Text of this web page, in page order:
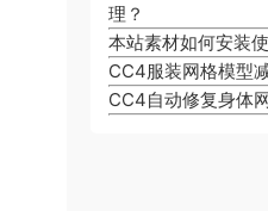
理？
本站素材如何安装
CC4服装网格模型
CC4自动修复身体